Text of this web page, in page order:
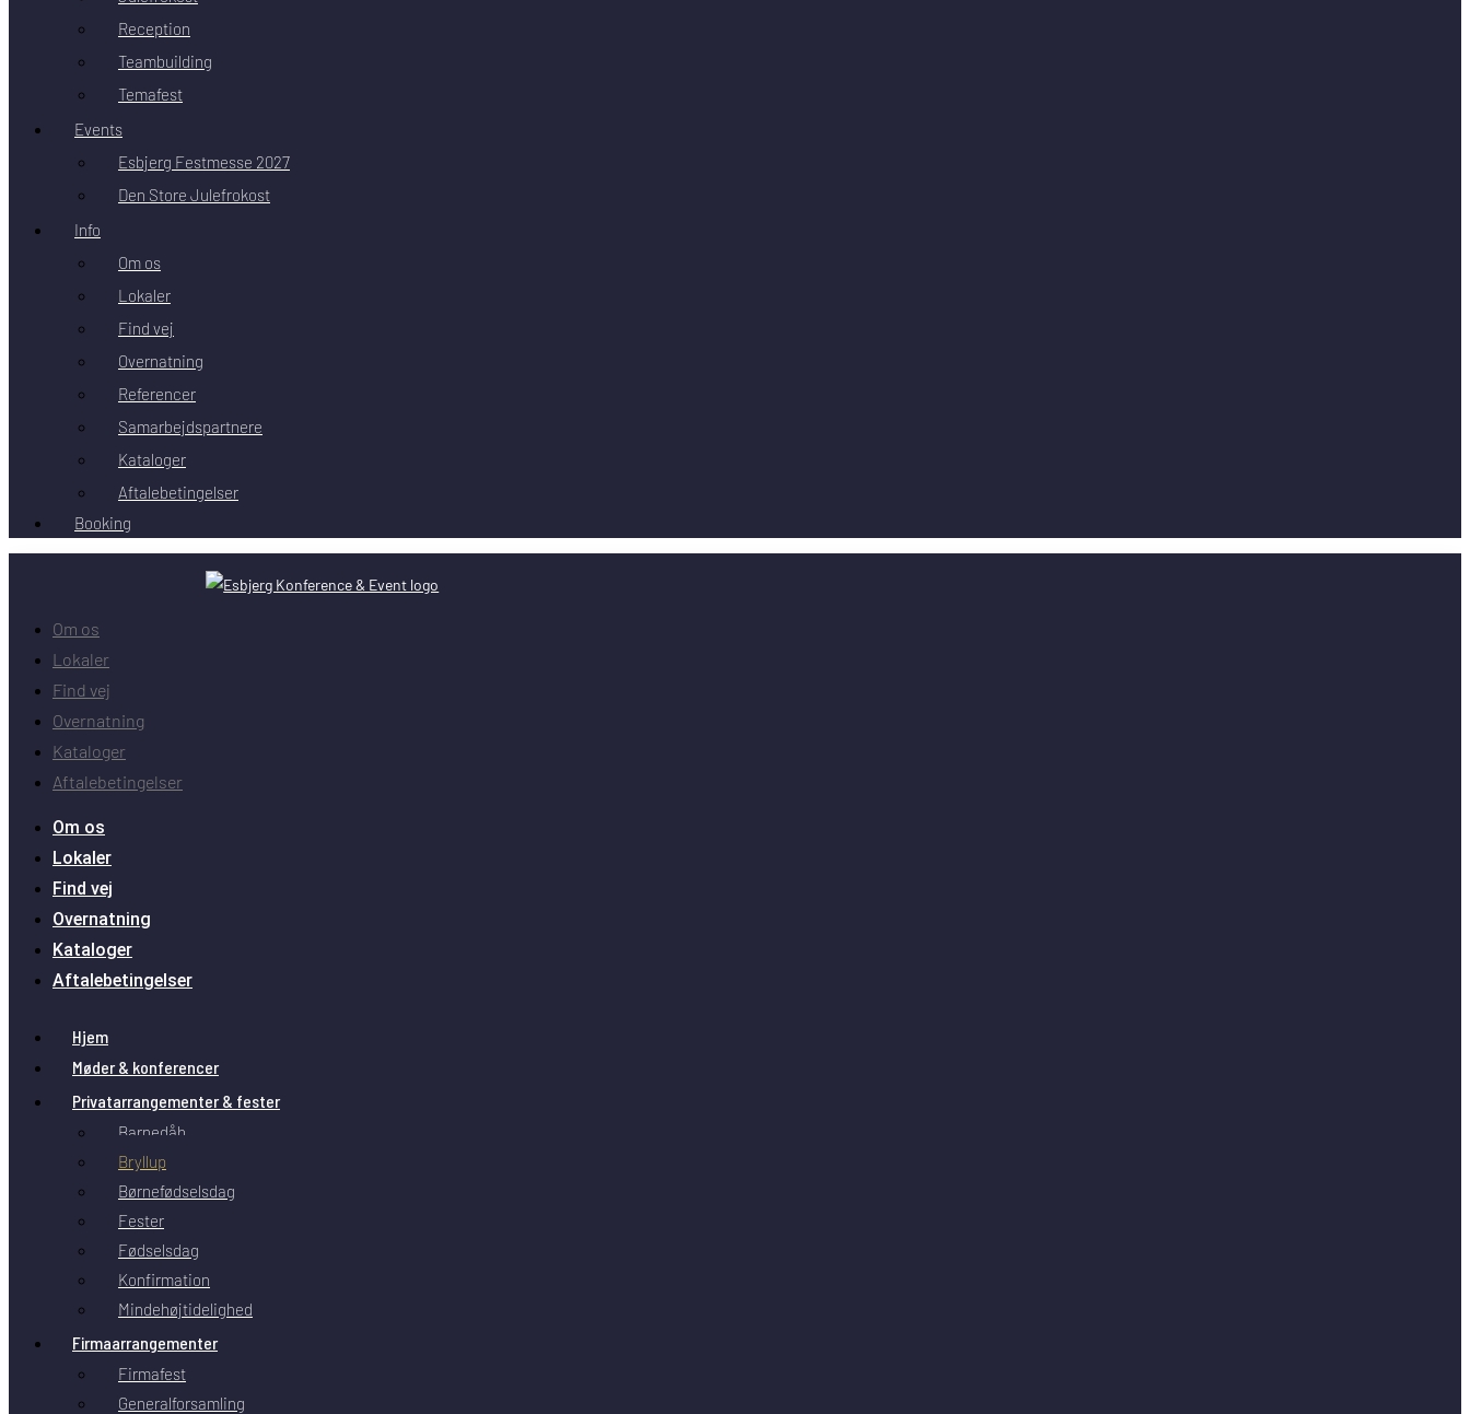
Reception
Teambuilding
Temafest
Events
Esbjerg Festmesse 2027
Den Store Julefrokost
Info
Om os
Lokaler
Find vej
Overnatning
Referencer
Samarbejdspartnere
Kataloger
Aftalebetingelser
Booking
Om os
Lokaler
Find vej
Overnatning
Kataloger
Aftalebetingelser
Om os
Lokaler
Find vej
Overnatning
Kataloger
Aftalebetingelser
Hjem
Møder & konferencer
Privatarrangementer & fester
Barnedåb
Bryllup
Børnefødselsdag
Fester
Fødselsdag
Konfirmation
Mindehøjtidelighed
Firmaarrangementer
Firmafest
Generalforsamling